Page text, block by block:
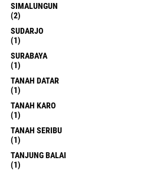
SIMALUNGUN
(2)
SUDARJO
(1)
SURABAYA
(1)
TANAH DATAR
(1)
TANAH KARO
(1)
TANAH SERIBU
(1)
TANJUNG BALAI
(1)